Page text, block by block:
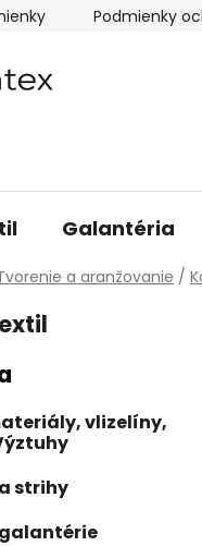
Podmienky
Galantéria
a aranžovanie /
vlizelíny,
strihy